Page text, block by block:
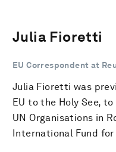
Julia Fioretti
EU Correspondent at
Julia Fioretti was
EU to the Holy See,
UN Organisations in
International Fund